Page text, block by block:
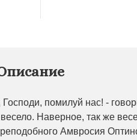
помилуй нас! -
Наверное, так же
Амвросия